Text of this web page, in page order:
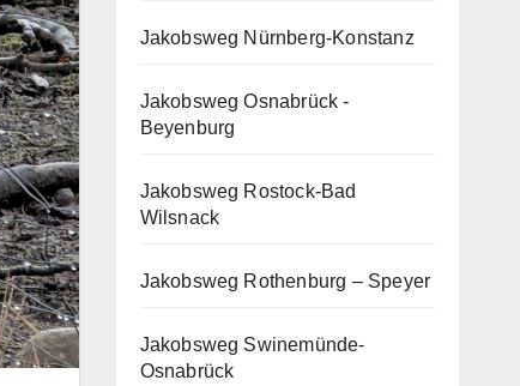
Jakobsweg Nürnberg-Konstanz
Jakobsweg Osnabrück -
Beyenburg
Jakobsweg Rostock-Bad
Wilsnack
Jakobsweg Rothenburg – Speyer
Jakobsweg Swinemünde-
Osnabrück